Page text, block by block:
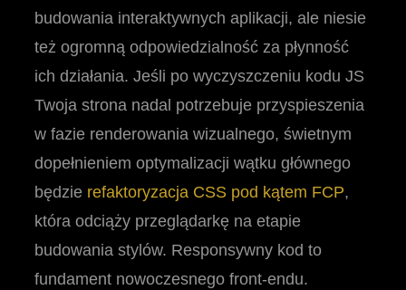
budowania interaktywnych aplikacji, ale niesie
też ogromną odpowiedzialność za płynność
ich działania. Jeśli po wyczyszczeniu kodu JS
Twoja strona nadal potrzebuje przyspieszenia
w fazie renderowania wizualnego, świetnym
dopełnieniem optymalizacji wątku głównego
będzie refaktoryzacja CSS pod kątem FCP,
która odciąży przeglądarkę na etapie
budowania stylów. Responsywny kod to
fundament nowoczesnego front-endu.